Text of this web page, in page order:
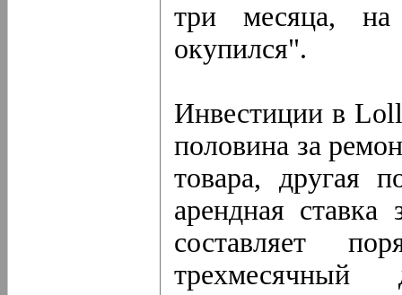
три месяца,
окупился".
Инвестиции в
половина за
товара, другая
арендная
составляет
трехмесячный